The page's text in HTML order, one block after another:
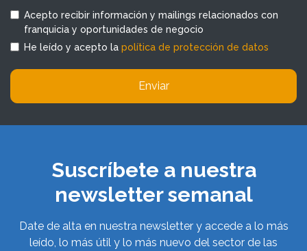
Acepto recibir información y mailings relacionados con
franquicia y oportunidades de negocio
He leído y acepto la política de protección de datos
Enviar
Suscríbete a nuestra
newsletter semanal
Date de alta en nuestra newsletter y accede a lo más
leído, lo más útil y lo más nuevo del sector de las